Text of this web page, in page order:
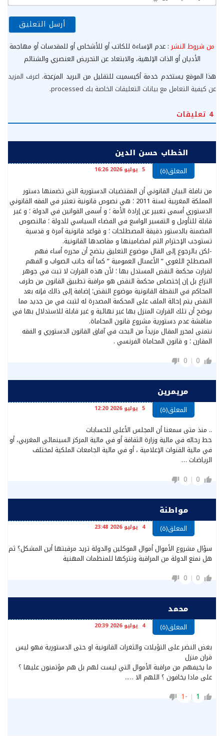
من شروط النشر : عدم الإساءة للكاتب أو للأشخاص أو للمقدسات أو مهاجمة
الأديان أو الذات الإلهية، والابتعاد عن التحريض العنصري والشتائم
هذا الموقع يستخدم خدمة أكيسميت للتقليل من البريد المزعجة. اعرف المزيد
عن كيفية التعامل مع بيانات التعليقات الخاصة بك processed
.
4 تعليقات
الخطاب حسن الدين
المعلق(ة) 5 يوليو 2026 16:26
من نافلة البيان القانوني أن المقتضيات الدستورية التي تضمنها دستور
المملكة المغربية لسنة 2011 ؛ هي نصوص قانونية تعتبر في الفقه القانوني
الدستوري أسمى تعبير عن إرادة الأمة ؛ و أسمى القوانين في الدولة ؛ و غير
قابلة للتأويل و التفسير الواسع في الفضاء السياسي للدولة ؛ فالنصوص
المضمنة بالدستور دقيقة المصطلحات ؛ و قواعد قانونية آمرة و قدسية
تستوجب الإحترام التم لمضامينها و مقاصدها القانونية.
-لكن بالرجوع إلى القال موضوع التعليق يتضح أن محرره أساء فهم
المصطلح اللغوي ” الأعمىال العمومية ” كما أنه جانب الصواب و الفهم
لقرارت محكمة النقض المستدل بها ؛ لأن هذه القرارت لا تبث في جوهر
النزاع بل إن إختصاص محكمة النقض هو مراقبة تطبيق القانون من طرف
المحاكم في النقطة القانونية موضوع النقض؛ إضافة إلى ذالك فإنه بعد
النقض يتم إحالة الملف على المحكمة المصدرة له لتبث في من جديد مما
يوضح أن تلك القرارت المنزل بها غير نهائية و غير قابلة للاستدلال بها في
مناقشة عدم دستورية مشروع قانون المحاماة.
نتمنى لمحرر المقال مزيداً من البحث في آفاق القانون الدستوري و الفقه
المقارن ؛ و قانون المحاماة الفرنسي .
0
0
مريمرين
المعلق(ة) 5 يوليو 2026 12:20
.. منذ متى سمعنا أن المجلس الأعلى للحسابات
حط رحاله في مالية وزارة الثقافة أو في مالية المركز السينمائي المغربي، أو
في مالية القنوات الإعلامية ، أو في مالية الجامعات الملكية لمختلف
الرياضات …
0
0
مواطنة
المعلق(ة) 4 يوليو 2026 23:48
سؤال مشروع الأموال أموال الموكلين والدولة تريد مرقبتها أين المشكل؟ ثم
هل نمنع الدولة من المراقبة ونتركها للمنظمات المهنية
0
0
محمد
المعلق(ة) 4 يوليو 2026 20:39
بغض النضر على التؤيلات والثغرات القانونية او حتى الدستورية فهو ليس
قران منزل
ما يخيفهم من مراقبة الأموال التي ليست لهم بل هم مؤتمنون عليها ؟
على مادا يخافون ؟ اللهم الا …..
1
-1